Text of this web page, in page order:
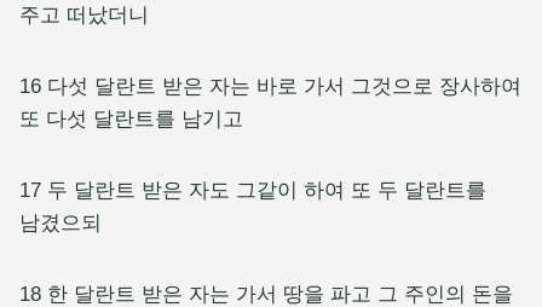
주고 떠났더니
16 다섯 달란트 받은 자는 바로 가서 그것으로 장사하여
또 다섯 달란트를 남기고
17 두 달란트 받은 자도 그같이 하여 또 두 달란트를
남겼으되
18 한 달란트 받은 자는 가서 땅을 파고 그 주인의 돈을